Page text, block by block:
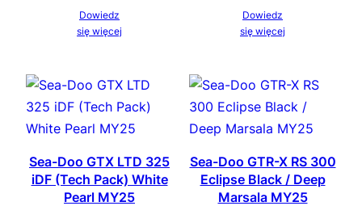
Dowiedz
się więcej
Dowiedz
się więcej
Sea-Doo GTX LTD 325
iDF (Tech Pack) White
Pearl MY25
Sea-Doo GTR-X RS 300
Eclipse Black / Deep
Marsala MY25